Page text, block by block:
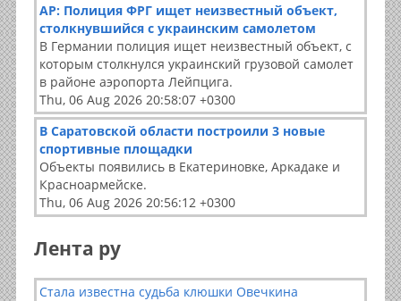
АР: Полиция ФРГ ищет неизвестный объект,
столкнувшийся с украинским самолетом
В Германии полиция ищет неизвестный объект, с
которым столкнулся украинский грузовой самолет
в районе аэропорта Лейпцига.
Thu, 06 Aug 2026 20:58:07 +0300
В Саратовской области построили 3 новые
спортивные площадки
Объекты появились в Екатериновке, Аркадаке и
Красноармейске.
Thu, 06 Aug 2026 20:56:12 +0300
Лента ру
Стала известна судьба клюшки Овечкина